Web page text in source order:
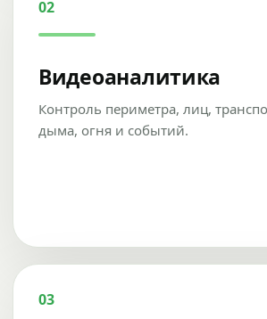
02
Видеоаналитика
Контроль периметра, лиц,
дыма, огня и событий.
03